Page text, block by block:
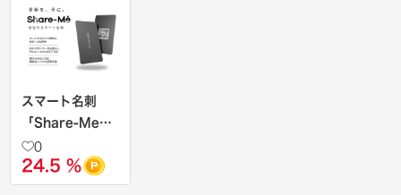
スマート名刺
「Share-Me」
タッチするだけ
の、シンプルな
体験を。
0
24.5 %